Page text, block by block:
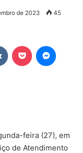
de 2023 45
Pocket
feira (27), em
de Atendimento